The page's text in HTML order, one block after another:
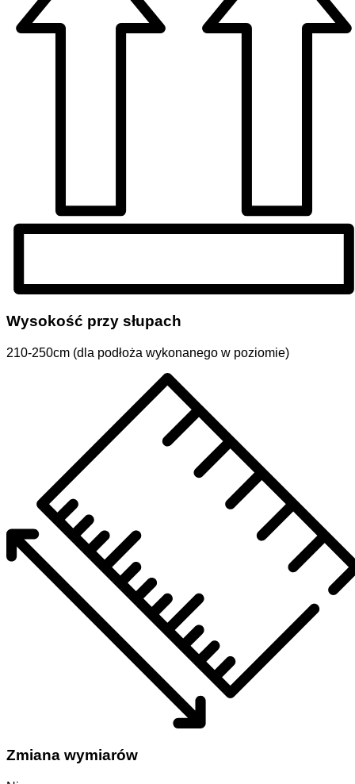
Wysokość przy słupach
210-250cm (dla podłoża wykonanego w poziomie)
Zmiana wymiarów